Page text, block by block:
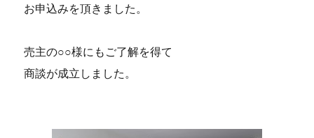
お申込みを頂きました。
売主の○○様にもご了解を得て
商談が成立しました。